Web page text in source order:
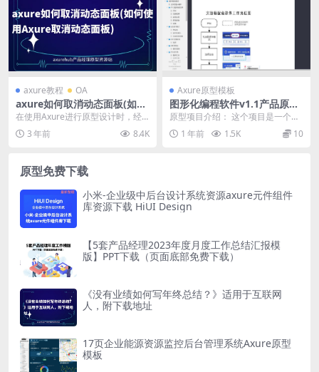
axure教程 OA
axure如何取消动态面板(如何
使用Axure取消动态面板)
在使用Axure进行原型设计时，经
常会遇到需要取消动态面板的情
况。动态面板是Ax...
3 年前 8.4K
Axure原型模板
图形化编程软件v1.1产品原型
模板案例Axure RP源文件下
载
原型项目介绍： 这个项目是一个图
形化编程软件，版本号为v1.1，旨
在通过图形化界...
1 年前 1.5K 10
原型免费下载
小米-企业级中后台设计系统资源axure元件组件
库资源下载 HiUI Design
【5套产品经理2023年度月度工作总结汇报模
版】PPT下载（页面底部免费下载）
《没有业绩如何写年终总结？》适用于互联网
人，附下载地址
17页企业能源资源监控后台管理系统Axure原型
模板